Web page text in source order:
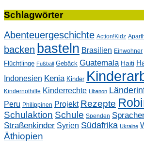
Schlagwörter
Abenteuergeschichte Action!Kidz
backen basteln Brasilien Einwohner
Flüchtlinge Fußball Gebäck Guatemala Haiti
Indonesien Kenia Kinder
Kindernothilfe Kinderrechte Libanon
Peru Philippinen Projekt Rezepte
Schulaktion Schule Spenden
Straßenkinder Syrien Südafrika Ukraine
Äthiopien